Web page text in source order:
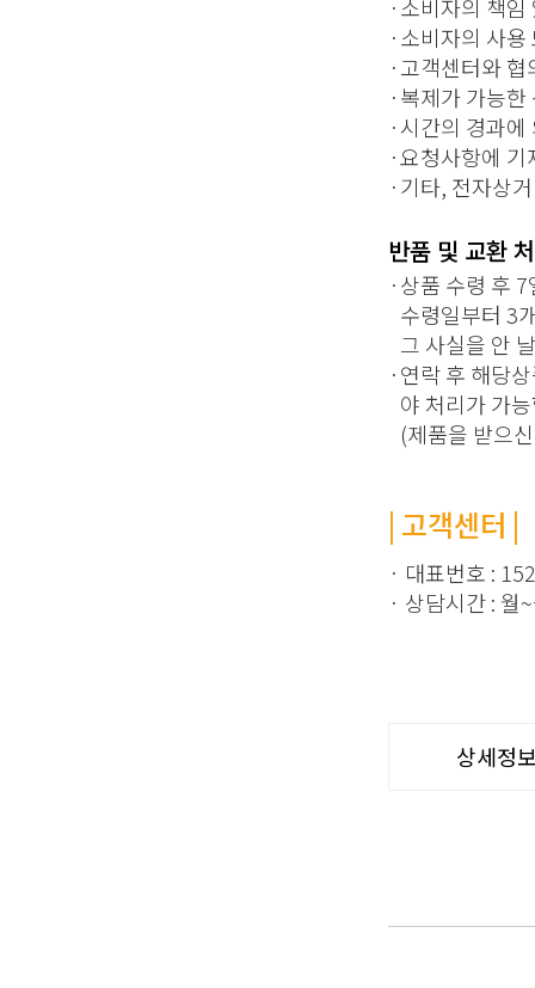
·소비자의 책임
·소비자의 사용
·고객센터와
·복제가 가능한
·시간의 경과에
·요청사항에 기
·기타, 전자상
반품 및 교환
·상품 수령 후
수령일부터 3
그 사실을 안
·연락 후 해당
야 처리가 가
(제품을 받으
| 고객센터 |
· 대표번호 :
· 상담시간 : 월
상세정